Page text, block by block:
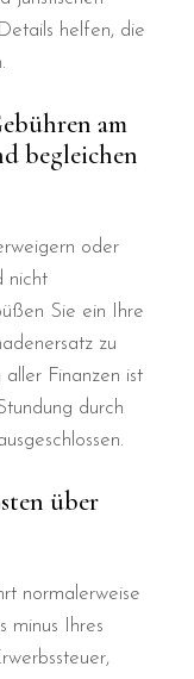
helfen, die
am
begleichen
oder
nicht
Sie ein Ihre
zu
Finanzen ist
durch
über
normalerweise
minus Ihres